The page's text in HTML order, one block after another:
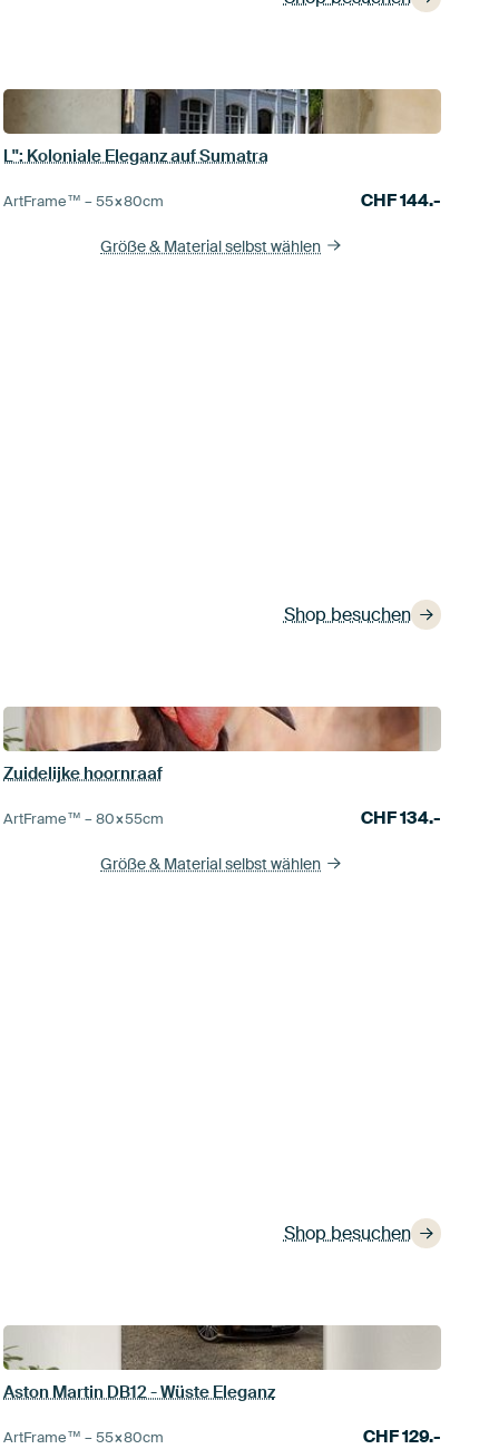
L'': Koloniale Eleganz auf Sumatra
ArtFrame™ –55×80cm CHF144.-
Größe & Material selbst wählen
Shop besuchen
Zuidelijke hoornraaf
ArtFrame™ –80×55cm CHF134.-
Größe & Material selbst wählen
Shop besuchen
Aston Martin DB12 - Wüste Eleganz
ArtFrame™ –55×80cm CHF129.-